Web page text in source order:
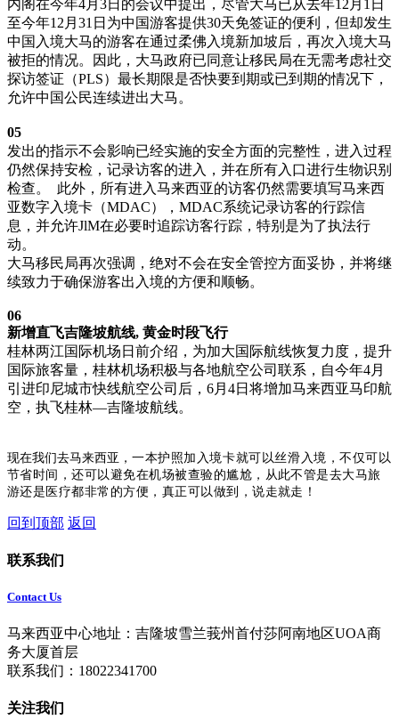
内阁在今年4月3日的会议中提出，尽管大马已从去年12月1日
至今年12月31日为中国游客提供30天免签证的便利，但却发生
中国入境大马的游客在通过柔佛入境新加坡后，再次入境大马
被拒的情况。因此，大马政府已同意让移民局在无需考虑社交
探访签证（PLS）最长期限是否快要到期或已到期的情况下，
允许中国公民连续进出大马。
05
发出的指示不会影响已经实施的安全方面的完整性，进入过程
仍然保持安检，记录访客的进入，并在所有入口进行生物识别
检查。 此外，所有进入马来西亚的访客仍然需要填写马来西
亚数字入境卡（MDAC），MDAC系统记录访客的行踪信
息，并允许JlM在必要时追踪访客行踪，特别是为了执法行
动。
大马移民局再次强调，绝对不会在安全管控方面妥协，并将继
续致力于确保游客出入境的方便和顺畅。
06
新增直飞吉隆坡航线, 黄金时段飞行
桂林两江国际机场日前介绍，为加大国际航线恢复力度，提升
国际旅客量，桂林机场积极与各地航空公司联系，自今年4月
引进印尼城市快线航空公司后，6月4日将增加马来西亚马印航
空，执飞桂林—吉隆坡航线。
现在我们去马来西亚， 一本护照加入境卡就可以丝滑入境，不仅可以
节省时间，还可以避免在机场被查验的尴尬，从此不管是去大马旅
游还是医疗都非常的方便，真正可以做到，说走就走！
回到顶部 返回
联系我们
Contact Us
马来西亚中心地址：吉隆坡雪兰莪州首付莎阿南地区UOA商
务大厦首层
联系我们：18022341700
关注我们